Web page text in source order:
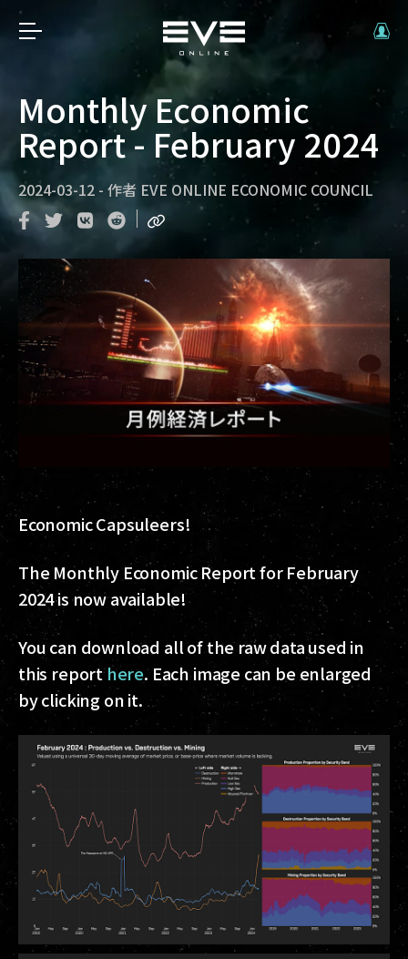
Monthly Economic
Report - February 2024
2024-03-12 - 作者 EVE ONLINE ECONOMIC COUNCIL
Economic Capsuleers!
The Monthly Economic Report for February
2024 is now available!
You can download all of the raw data used in
this reporthere. Each image can be enlarged
by clicking on it.